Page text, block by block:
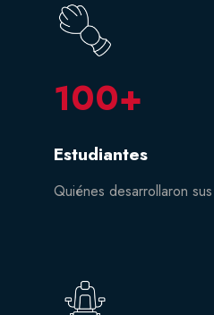
100+
Estudiantes
Quiénes desarrollaron